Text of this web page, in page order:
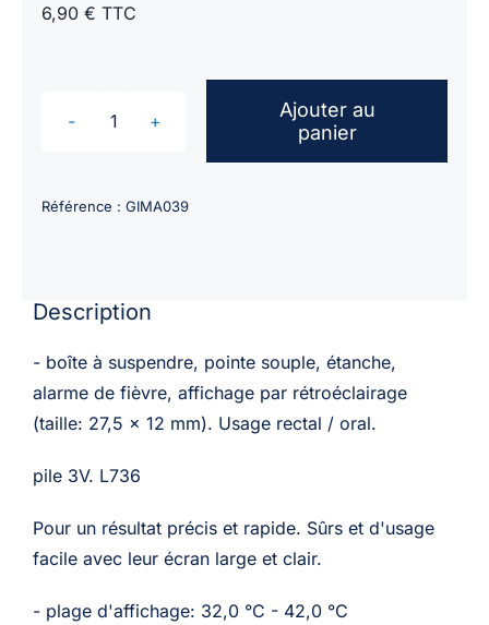
6,90 € TTC
quantité
Thermomètre
étanche
flexible
Ajouter au
panier
Référence : GIMA039
Description
- boîte à suspendre, pointe souple, étanche,
alarme de fièvre, affichage par rétroéclairage
(taille: 27,5 x 12 mm). Usage rectal / oral.
pile 3V. L736
Pour un résultat précis et rapide. Sûrs et d'usage
facile avec leur écran large et clair.
- plage d'affichage: 32,0 °C - 42,0 °C